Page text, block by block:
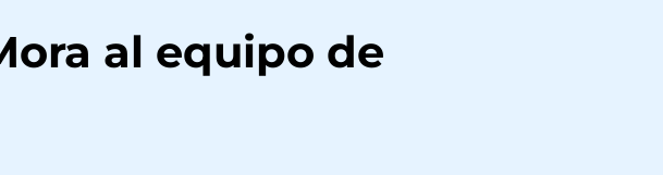
al equipo de